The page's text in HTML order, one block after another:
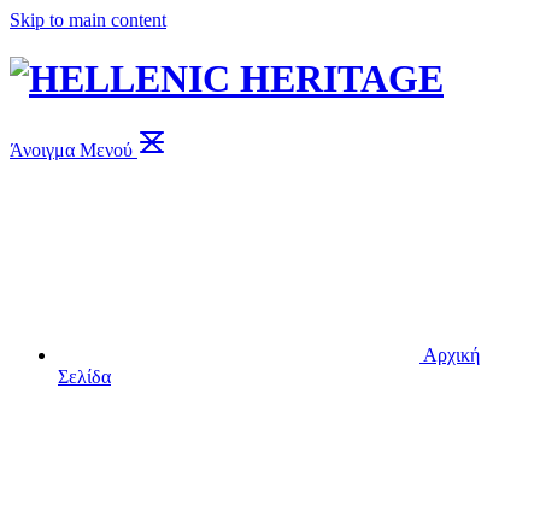
Skip to main content
Άνοιγμα Μενού
Αρχική
Σελίδα